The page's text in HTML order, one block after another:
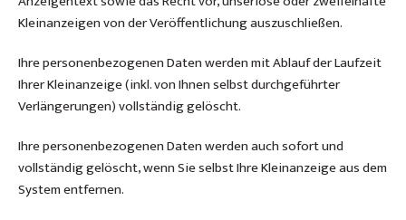
Kleinanzeigen von der Veröffentlichung auszuschließen.
Ihre personenbezogenen Daten werden mit Ablauf der Laufzeit
Ihrer Kleinanzeige (inkl. von Ihnen selbst durchgeführter
Verlängerungen) vollständig gelöscht.
Ihre personenbezogenen Daten werden auch sofort und
vollständig gelöscht, wenn Sie selbst Ihre Kleinanzeige aus dem
System entfernen.